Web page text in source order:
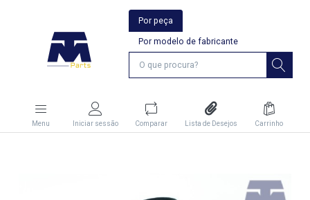
Por peça
Por modelo de fabricante
Menu Iniciar sessão Comparar Lista de Desejos Carrinho